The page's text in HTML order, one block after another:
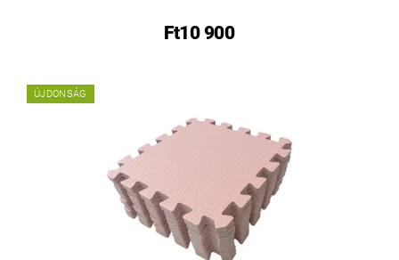
Ft10 900
ÚJDONSÁG